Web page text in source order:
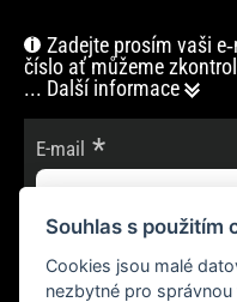
Zadejte prosím vaši
číslo ať můžeme
... Další informace
E-mail
Souhlas s použitím
Cookies jsou malé
nezbytné pro